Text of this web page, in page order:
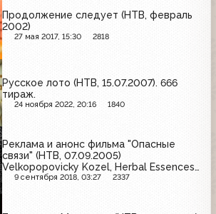
Продолжение следует (НТВ, февраль
2002)
27 мая 2017, 15:30 2818
Русское лото (НТВ, 15.07.2007). 666
тираж.
24 ноября 2022, 20:16 1840
Реклама и анонс фильма "Опасные
связи" (НТВ, 07.09.2005)
Velkopopovicky Kozel, Herbal Essences,
Bagbier, Lenor, Beck's, Foster's, Shell
9 сентября 2018, 03:27 2337